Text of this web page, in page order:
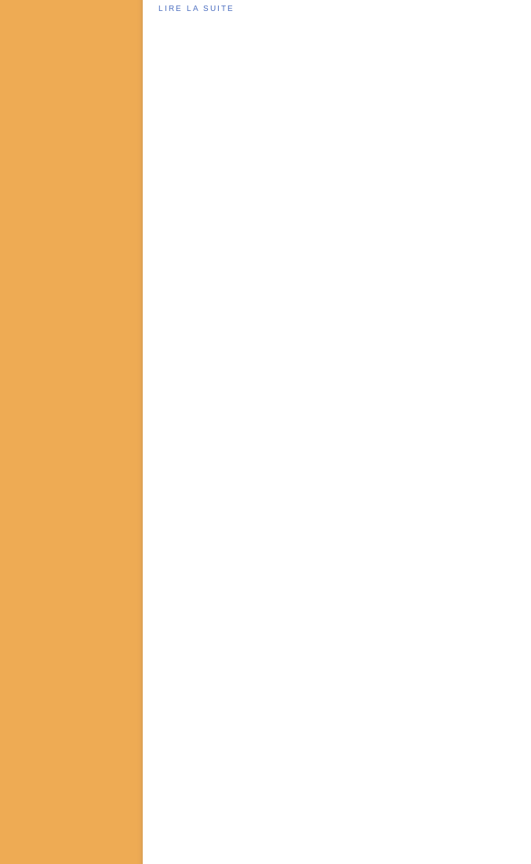
LIRE LA SUITE